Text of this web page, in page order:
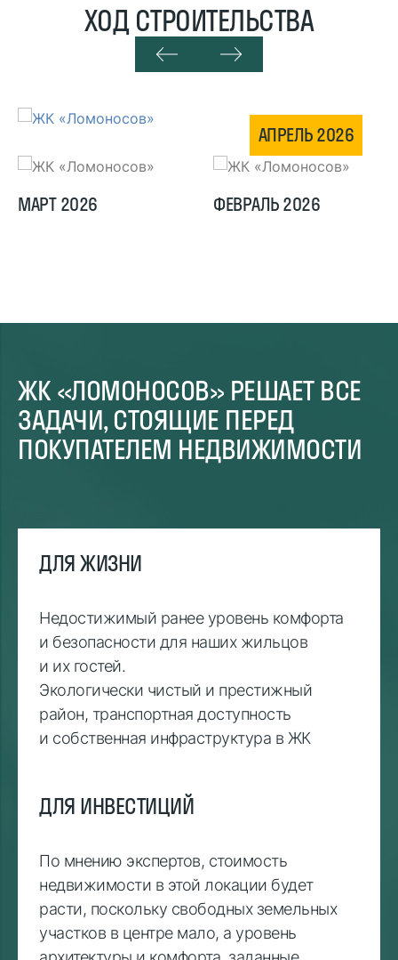
ХОД СТРОИТЕЛЬСТВА
АПРЕЛЬ 2026
МАРТ 2026 ФЕВРАЛЬ 2026
ЖК «ЛОМОНОСОВ» РЕШАЕТ ВСЕ
ЗАДАЧИ, СТОЯЩИЕ ПЕРЕД
ПОКУПАТЕЛЕМ НЕДВИЖИМОСТИ
ДЛЯ ЖИЗНИ
Недостижимый ранее уровень комфорта
и безопасности для наших жильцов
и их гостей.
Экологически чистый и престижный
район, транспортная доступность
и собственная инфраструктура в ЖК
ДЛЯ ИНВЕСТИЦИЙ
По мнению экспертов, стоимость
недвижимости в этой локации будет
расти, поскольку свободных земельных
участков в центре мало, а уровень